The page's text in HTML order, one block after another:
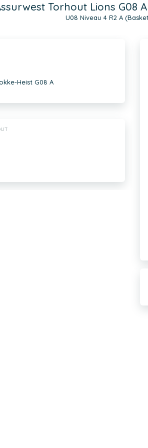
Torhout Lions G08
U08 Niveau 4 R2 A
Heist G08 A